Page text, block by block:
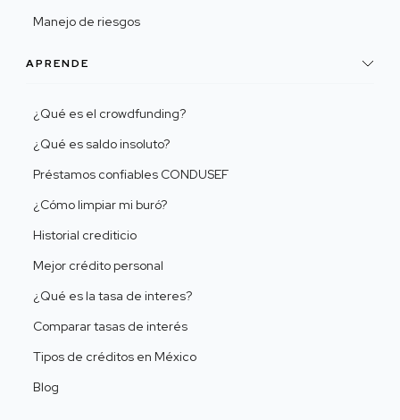
Manejo de riesgos
APRENDE
¿Qué es el crowdfunding?
¿Qué es saldo insoluto?
Préstamos confiables CONDUSEF
¿Cómo limpiar mi buró?
Historial crediticio
Mejor crédito personal
¿Qué es la tasa de interes?
Comparar tasas de interés
Tipos de créditos en México
Blog